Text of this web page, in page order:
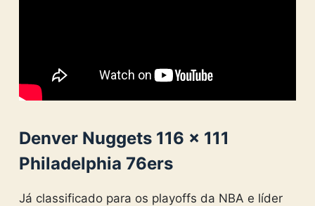
Denver Nuggets 116 × 111
Philadelphia 76ers
Já classificado para os playoffs da NBA e líder